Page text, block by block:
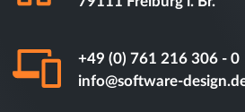
79111 Freiburg i. Br.
+49 (0) 761 216 306 - 0
info@software-design.de